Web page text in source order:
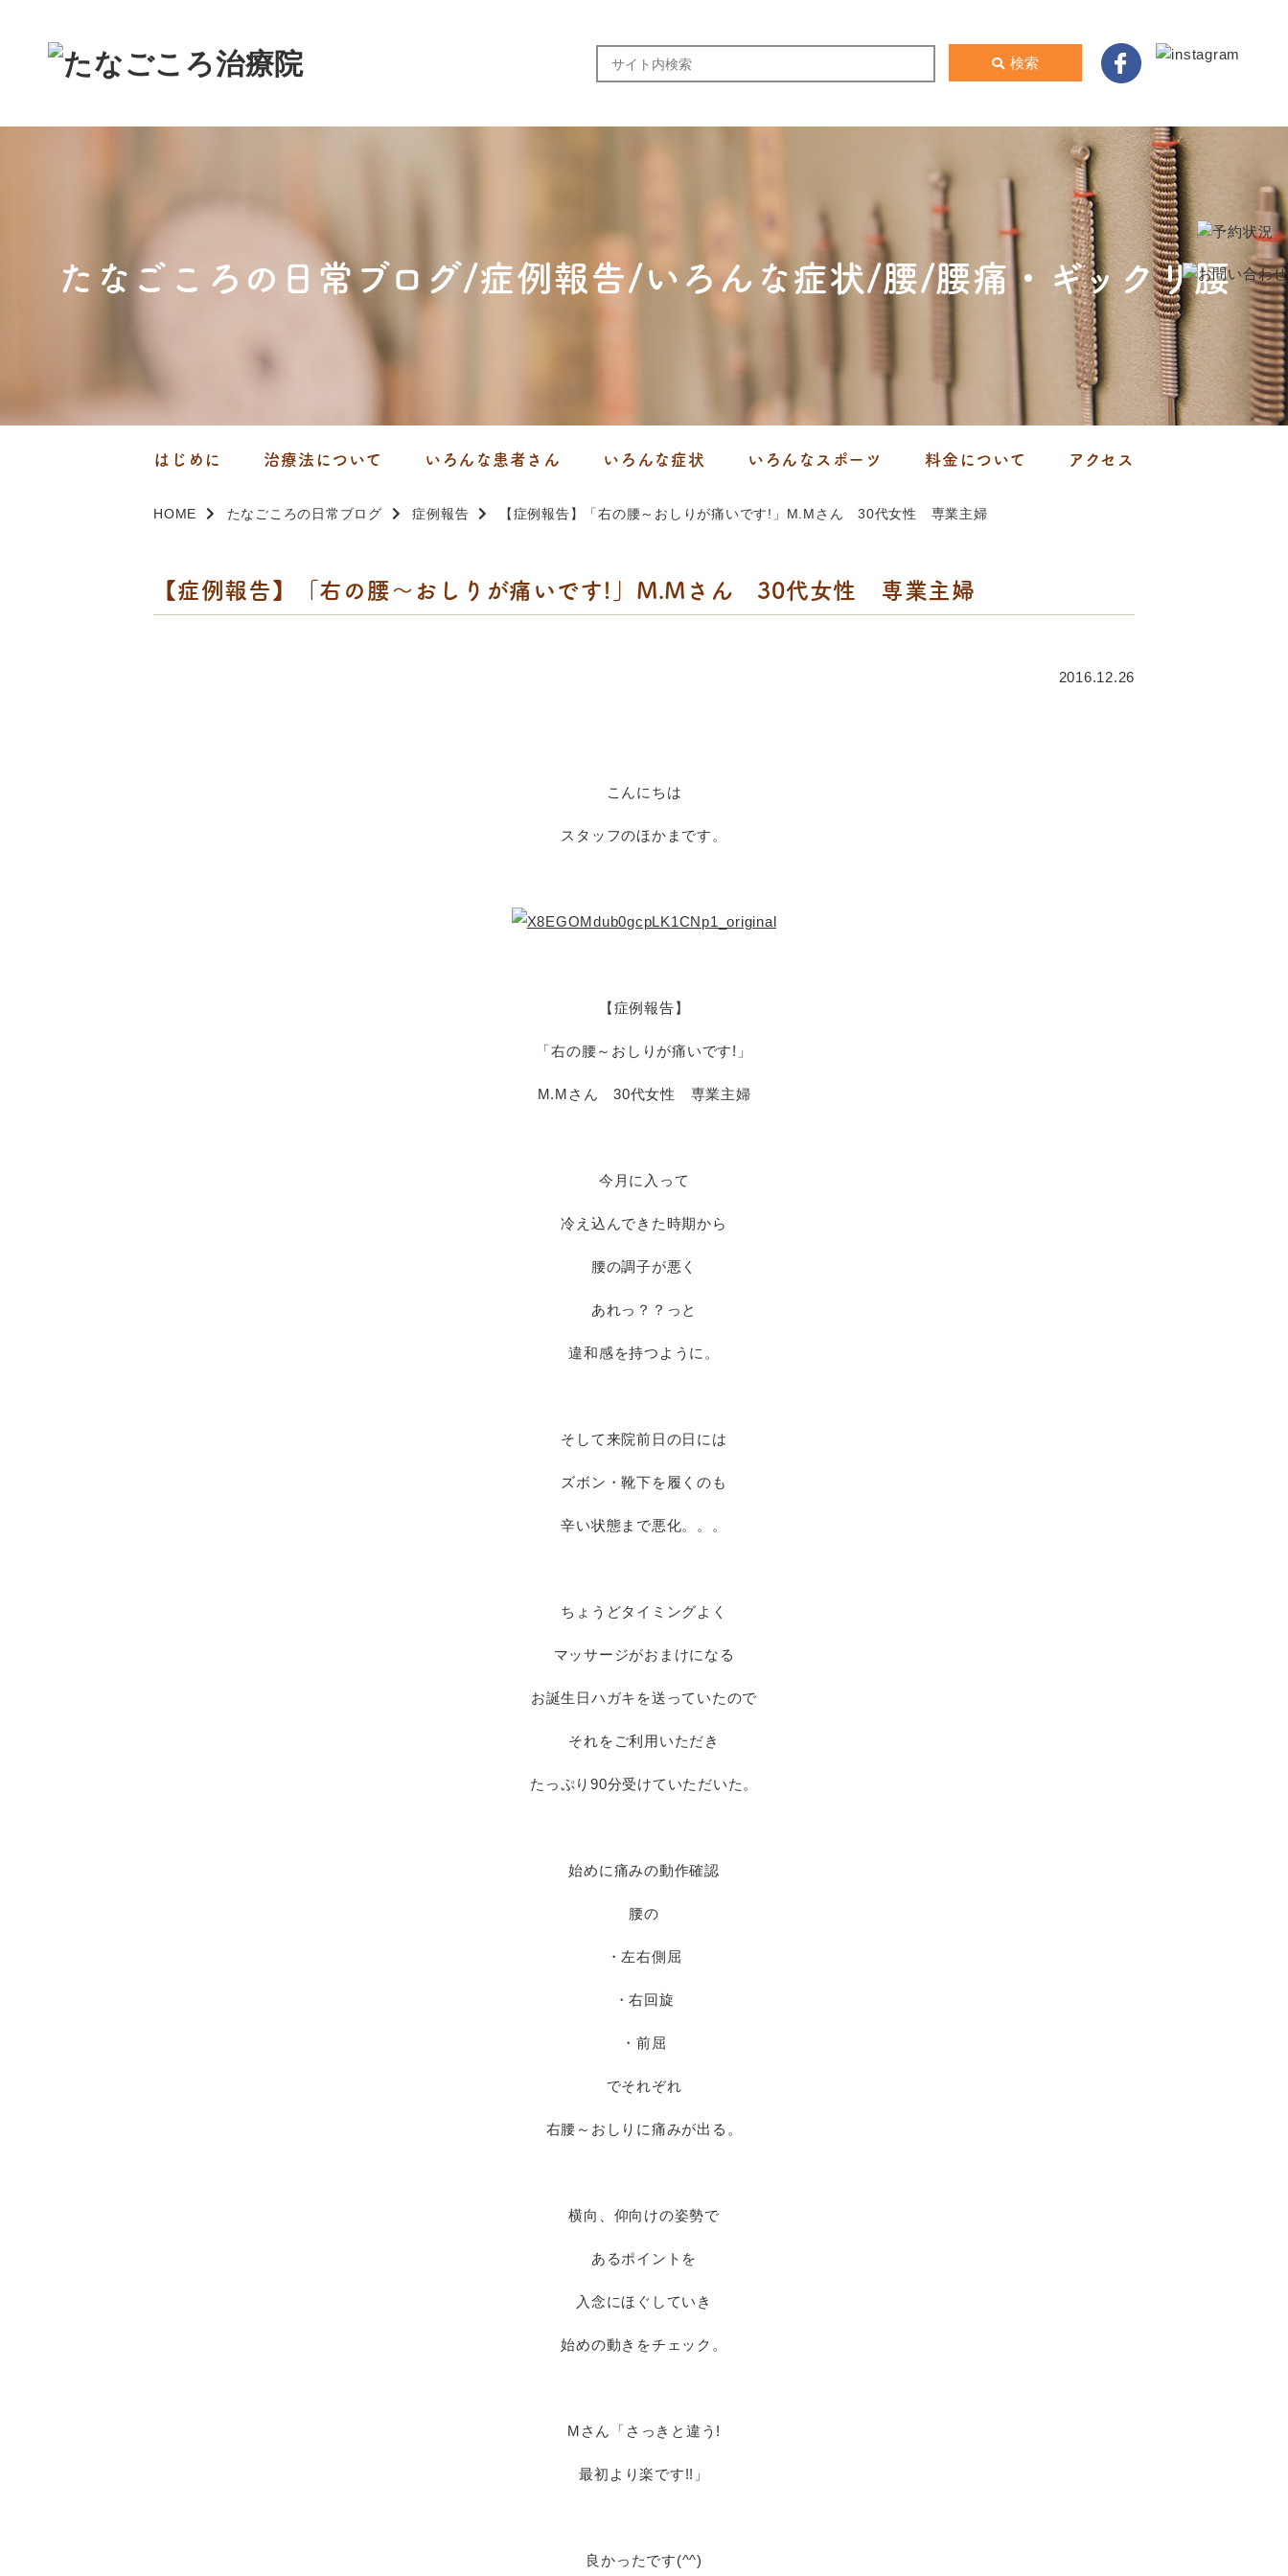
検索
たなごころの日常ブログ/症例報告/いろんな症状/腰/腰痛・ギックリ腰
はじめに 治療法について いろんな患者さん いろんな症状 いろんなスポーツ 料金について アクセス
HOME たなごころの日常ブログ 症例報告 【症例報告】「右の腰～おしりが痛いです!」M.Mさん 30代女性 専業主婦
【症例報告】「右の腰～おしりが痛いです!」M.Mさん 30代女性 専業主婦
2016.12.26
こんにちは
スタッフのほかまです。
【症例報告】
「右の腰～おしりが痛いです!」
M.Mさん 30代女性 専業主婦
今月に入って
冷え込んできた時期から
腰の調子が悪く
あれっ？？っと
違和感を持つように。
そして来院前日の日には
ズボン・靴下を履くのも
辛い状態まで悪化。。。
ちょうどタイミングよく
マッサージがおまけになる
お誕生日ハガキを送っていたので
それをご利用いただき
たっぷり90分受けていただいた。
始めに痛みの動作確認
腰の
・左右側屈
・右回旋
・前屈
でそれぞれ
右腰～おしりに痛みが出る。
横向、仰向けの姿勢で
あるポイントを
入念にほぐしていき
始めの動きをチェック。
Mさん「さっきと違う!
最初より楽です!!」
良かったです(^^)